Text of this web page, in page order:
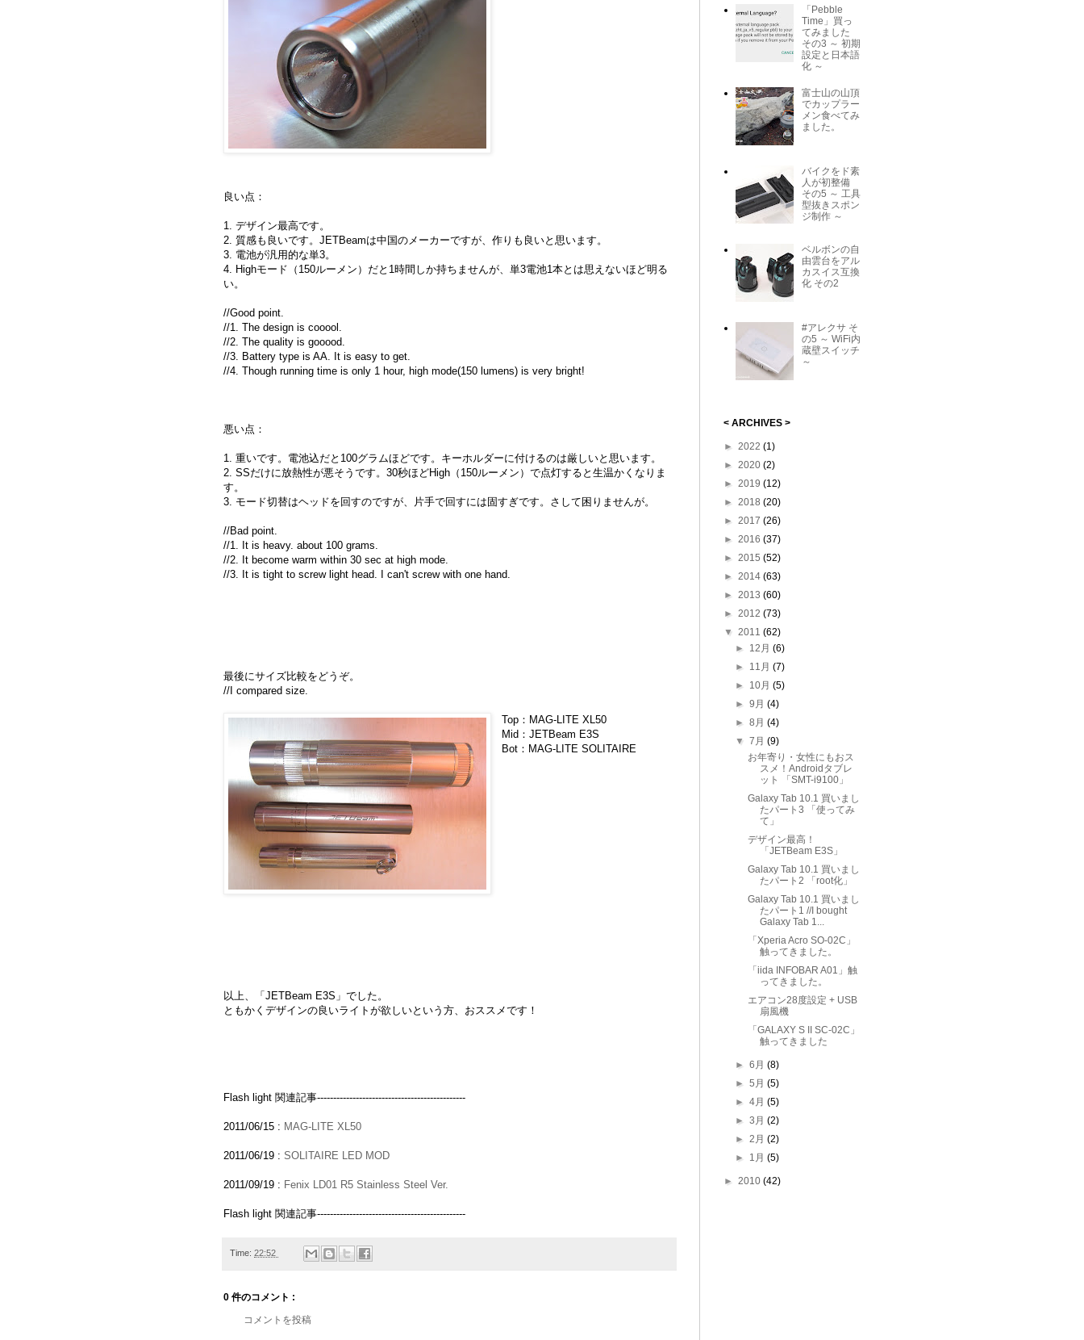
良い点：
1. デザイン最高です。
2. 質感も良いです。JETBeamは中国のメーカーですが、作りも良いと思います。
3. 電池が汎用的な単3。
4. Highモード（150ルーメン）だと1時間しか持ちませんが、単3電池1本とは思えないほど明る
い。
//Good point.
//1. The design is cooool.
//2. The quality is gooood.
//3. Battery type is AA. It is easy to get.
//4. Though running time is only 1 hour, high mode(150 lumens) is very bright!
悪い点：
1. 重いです。電池込だと100グラムほどです。キーホルダーに付けるのは厳しいと思います。
2. SSだけに放熱性が悪そうです。30秒ほどHigh（150ルーメン）で点灯すると生温かくなりま
す。
3. モード切替はヘッドを回すのですが、片手で回すには固すぎです。さして困りませんが。
//Bad point.
//1. It is heavy. about 100 grams.
//2. It become warm within 30 sec at high mode.
//3. It is tight to screw light head. I can't screw with one hand.
最後にサイズ比較をどうぞ。
//I compared size.
Top：MAG-LITE XL50
Mid：JETBeam E3S
Bot：MAG-LITE SOLITAIRE
以上、「JETBeam E3S」でした。
ともかくデザインの良いライトが欲しいという方、おススメです！
Flash light 関連記事----------------------------------------------
2011/06/15 : MAG-LITE XL50
2011/06/19 : SOLITAIRE LED MOD
2011/09/19 : Fenix LD01 R5 Stainless Steel Ver.
Flash light 関連記事----------------------------------------------
Time: 22:52
0 件のコメント :
コメントを投稿
「Pebble
Time」買っ
てみました
その3 ～ 初期
設定と日本語
化 ～
富士山の山頂
でカップラー
メン食べてみ
ました。
バイクをド素
人が初整備
その5 ～ 工具
型抜きスポン
ジ制作 ～
ベルボンの自
由雲台をアル
カスイス互換
化 その2
#アレクサ そ
の5 ～ WiFi内
蔵壁スイッチ
～
< ARCHIVES >
► 2022 (1)
► 2020 (2)
► 2019 (12)
► 2018 (20)
► 2017 (26)
► 2016 (37)
► 2015 (52)
► 2014 (63)
► 2013 (60)
► 2012 (73)
▼ 2011 (62)
► 12月(6)
► 11月(7)
► 10月(5)
►9月(4)
►8月(4)
▼7月(9)
お年寄り・女性にもおス
スメ！Androidタブレ
ット 「SMT-i9100」
Galaxy Tab 10.1 買いまし
たパート3 「使ってみ
て」
デザイン最高！
「JETBeam E3S」
Galaxy Tab 10.1 買いまし
たパート2 「root化」
Galaxy Tab 10.1 買いまし
たパート1 //I bought
Galaxy Tab 1...
「Xperia Acro SO-02C」
触ってきました。
「iida INFOBAR A01」触
ってきました。
エアコン28度設定 + USB
扇風機
「GALAXY S II SC-02C」
触ってきました
►6月(8)
►5月(5)
►4月(5)
►3月(2)
►2月(2)
► 1月(5)
► 2010 (42)